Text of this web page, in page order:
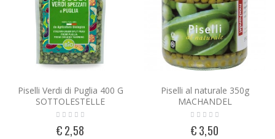
Piselli Verdi di Puglia 400 G
SOTTOLESTELLE
€ 2,58
Piselli al naturale 350g
MACHANDEL
€ 3,50